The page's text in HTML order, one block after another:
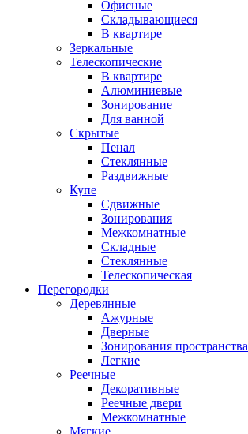
Офисные
Складывающиеся
В квартире
Зеркальные
Телескопические
В квартире
Алюминиевые
Зонирование
Для ванной
Скрытые
Пенал
Стеклянные
Раздвижные
Купе
Сдвижные
Зонирования
Межкомнатные
Складные
Стеклянные
Телескопическая
Перегородки
Деревянные
Ажурные
Дверные
Зонирования пространства
Легкие
Реечные
Декоративные
Реечные двери
Межкомнатные
Мягкие